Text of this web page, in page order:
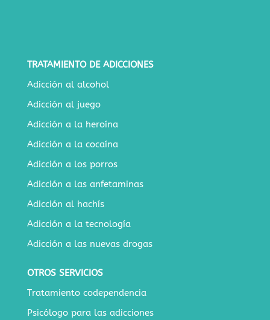
TRATAMIENTO DE ADICCIONES
Adicción al alcohol
Adicción al juego
Adicción a la heroína
Adicción a la cocaína
Adicción a los porros
Adicción a las anfetaminas
Adicción al hachís
Adicción a la tecnología
Adicción a las nuevas drogas
OTROS SERVICIOS
Tratamiento codependencia
Psicólogo para las adicciones